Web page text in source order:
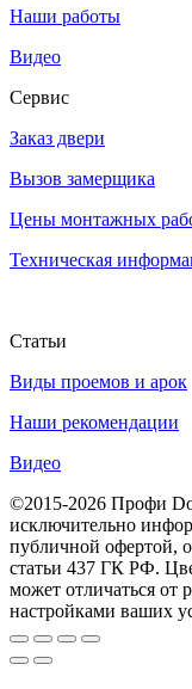
Наши работы
Видео
Сервис
Заказ двери
Вызов замерщика
Цены монтажных
Техническая
Статьи
Виды проемов и арок
Наши рекомендации
Видео
©2015-2026 Профи
исключительно
публичной офертой,
статьи 437 ГК РФ.
может отличаться от
настройками ваших